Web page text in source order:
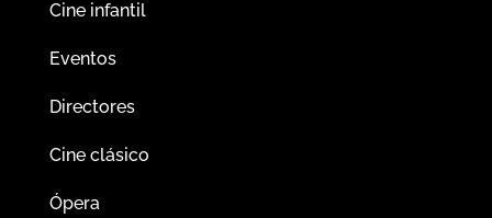
Cine infantil
Eventos
Directores
Cine clásico
Ópera